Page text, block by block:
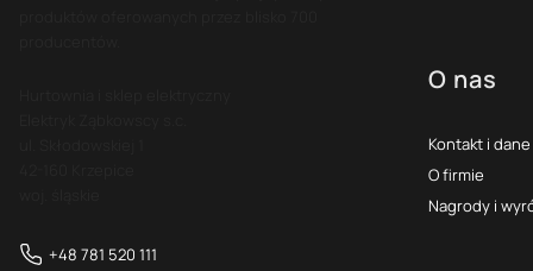
+48 781 520 111
O nas
Kontakt i
O firmie
Nagrody i